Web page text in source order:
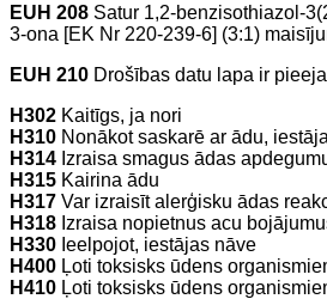
EUH 208 Satur 1,2-benzisothiazol-
3-ona [EK Nr 220-239-6] (3:1)
EUH 210 Drošības datu lapa ir
H302 Kaitīgs, ja nori
H310 Nonākot saskarē ar ādu,
H314 Izraisa smagus ādas
H315 Kairina ādu
H317 Var izraisīt alerģisku ādas
H318 Izraisa nopietnus acu
H330 Ieelpojot, iestājas nāve
H400 Ļoti toksisks ūdens
H410 Ļoti toksisks ūdens